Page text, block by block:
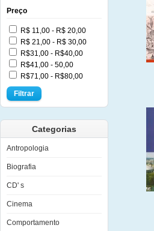
Preço
R$ 11,00 - R$ 20,00
R$ 21,00 - R$ 30,00
R$31,00 - R$40,00
R$41,00 - 50,00
R$71,00 - R$80,00
Filtrar
Categorias
Antropologia
Biografia
CD' s
Cinema
Comportamento